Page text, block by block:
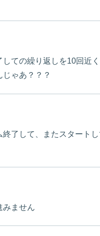
しての繰り返しを10回
ゃあ？？？
終了して、またスタート
みません